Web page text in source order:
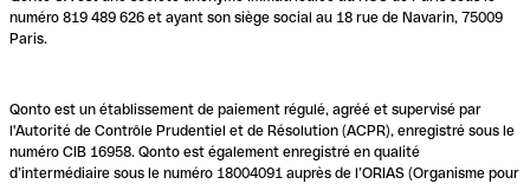
numéro 819 489 626 et ayant son siège social au 18 rue de Navarin, 75009
Paris.
Qonto est un établissement de paiement régulé, agréé et supervisé par
l'Autorité de Contrôle Prudentiel et de Résolution (ACPR), enregistré sous le
numéro CIB 16958. Qonto est également enregistré en qualité
d’intermédiaire sous le numéro 18004091 auprès de l’ORIAS (Organisme pour